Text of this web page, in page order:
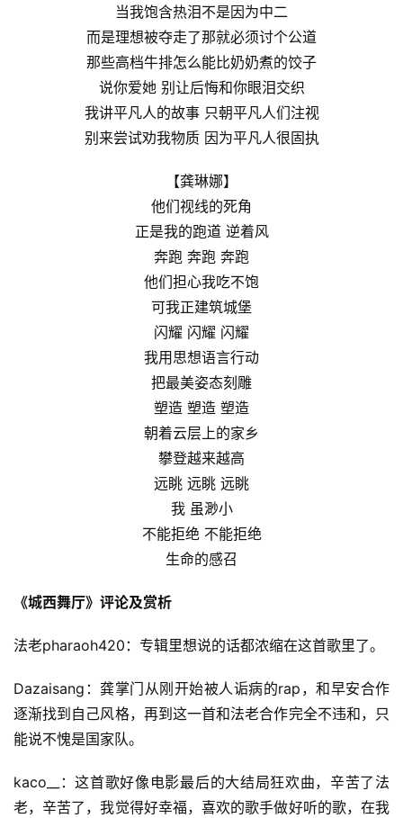
当我饱含热泪不是因为中二
而是理想被夺走了那就必须讨个公道
那些高档牛排怎么能比奶奶煮的饺子
说你爱她 别让后悔和你眼泪交织
我讲平凡人的故事 只朝平凡人们注视
别来尝试劝我物质 因为平凡人很固执
【龚琳娜】
他们视线的死角
正是我的跑道 逆着风
奔跑 奔跑 奔跑
他们担心我吃不饱
可我正建筑城堡
闪耀 闪耀 闪耀
我用思想语言行动
把最美姿态刻雕
塑造 塑造 塑造
朝着云层上的家乡
攀登越来越高
远眺 远眺 远眺
我 虽渺小
不能拒绝 不能拒绝
生命的感召
《城西舞厅》评论及赏析
法老pharaoh420：专辑里想说的话都浓缩在这首歌里了。
Dazaisang：龚掌门从刚开始被人诟病的rap，和早安合作
逐渐找到自己风格，再到这一首和法老合作完全不违和，只
能说不愧是国家队。
kaco__：这首歌好像电影最后的大结局狂欢曲，辛苦了法
老，辛苦了，我觉得好幸福，喜欢的歌手做好听的歌，在我